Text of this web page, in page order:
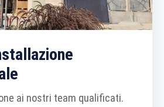
ai nostri team qualificati.